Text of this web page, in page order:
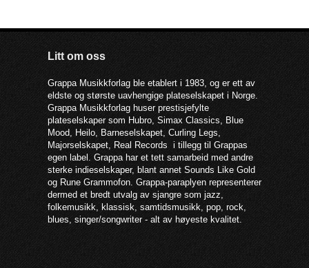
Litt om oss
Grappa Musikkforlag ble etablert i 1983, og er ett av
eldste og største uavhengige plateselskapet i Norge.
Grappa Musikkforlag huser prestisjefylte
plateselskaper som Hubro, Simax Classics, Blue
Mood, Heilo, Barneselskapet, Curling Legs,
Majorselskapet, Real Records i tillegg til Grappas
egen label. Grappa har et tett samarbeid med andre
sterke indieselskaper, blant annet Sounds Like Gold
og Rune Grammofon. Grappa-paraplyen representerer
dermed et bredt utvalg av sjangre som jazz,
folkemusikk, klassisk, samtidsmusikk, pop, rock,
blues, singer/songwriter - alt av høyeste kvalitet.